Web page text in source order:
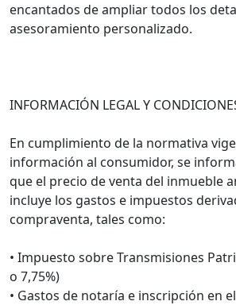
encantados de ampliar todos los
asesoramiento personalizado.
INFORMACIÓN LEGAL Y
En cumplimiento de la normativa
información al consumidor, se
que el precio de venta del inmueble
incluye los gastos e impuestos
compraventa, tales como:
• Impuesto sobre Transmisiones
o 7,75%)
• Gastos de notaría e inscripción en